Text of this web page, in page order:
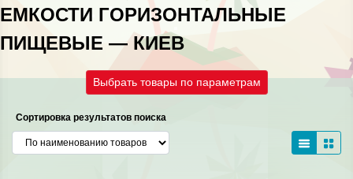
ЕМКОСТИ ГОРИЗОНТАЛЬНЫЕ
ПИЩЕВЫЕ — КИЕВ
Выбрать товары по параметрам
Сортировка результатов поиска